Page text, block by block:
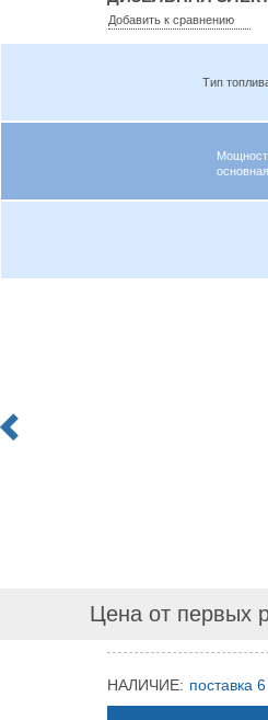
Добавить к сравнению
Тип
основная
Цена от первых
НАЛИЧИЕ: поставка